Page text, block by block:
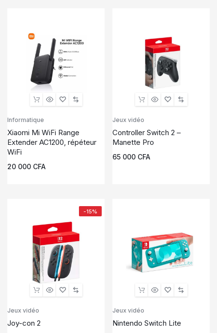
Informatique
Xiaomi Mi WiFi Range
Extender AC1200, répéteur
WiFi
20 000 CFA
Jeux vidéo
Controller Switch 2 –
Manette Pro
65 000 CFA
-15%
Jeux vidéo
Joy-con 2
Jeux vidéo
Nintendo Switch Lite